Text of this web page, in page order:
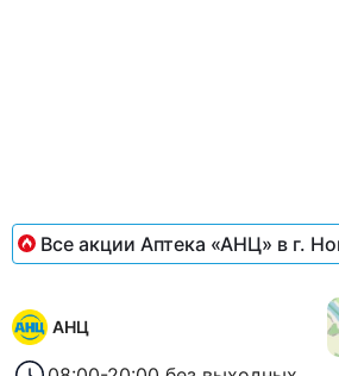
Все акции Аптека «АНЦ» в г.
АНЦ